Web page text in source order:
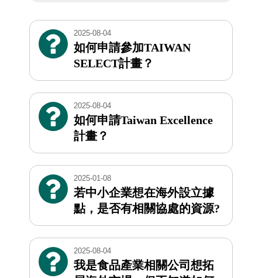
2025-08-04
如何申請參加TAIWAN
SELECT計畫？
2025-08-04
如何申請Taiwan Excellence
計畫？
2025-01-08
若中小企業想在海外設立據
點，是否有相關協處的資源?
2025-08-04
我是食品產業相關公司想拓